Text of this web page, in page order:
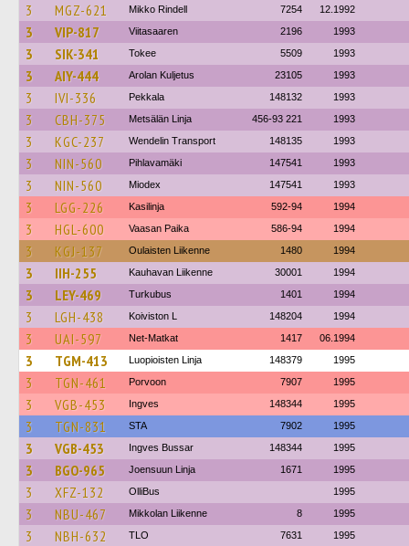
3 MGZ-621 Mikko Rindell 7254 12.1992
3 VIP-817 Viitasaaren 2196 1993
3 SIK-341 Tokee 5509 1993
3 AIY-444 Arolan Kuljetus 23105 1993
3 IVI-336 Pekkala 148132 1993
3 CBH-375 Metsälän Linja 456-93 221 1993
3 KGC-237 Wendelin Transport 148135 1993
3 NIN-560 Pihlavamäki 147541 1993
3 NIN-560 Miodex 147541 1993
3 LGG-226 Kasilinja 592-94 1994
3 HGL-600 Vaasan Paika 586-94 1994
3 KGJ-137 Oulaisten Liikenne 1480 1994
3 IIH-255 Kauhavan Liikenne 30001 1994
3 LEY-469 Turkubus 1401 1994
3 LGH-438 Koiviston L 148204 1994
3 UAI-597 Net-Matkat 1417 06.1994
3 TGM-413 Luopioisten Linja 148379 1995
3 TGN-461 Porvoon 7907 1995
3 VGB-453 Ingves 148344 1995
3 TGN-831 STA 7902 1995
3 VGB-453 Ingves Bussar 148344 1995
3 BGO-965 Joensuun Linja 1671 1995
3 XFZ-132 OlliBus 1995
3 NBU-467 Mikkolan Liikenne 8 1995
3 NBH-632 TLO 7631 1995